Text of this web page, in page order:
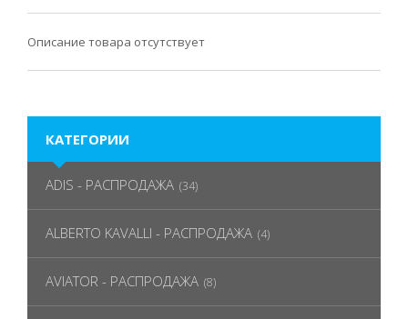
Описание товара отсутствует
КАТЕГОРИИ
ADIS - РАСПРОДАЖА (34)
ALBERTO KAVALLI - РАСПРОДАЖА (4)
AVIATOR - РАСПРОДАЖА (8)